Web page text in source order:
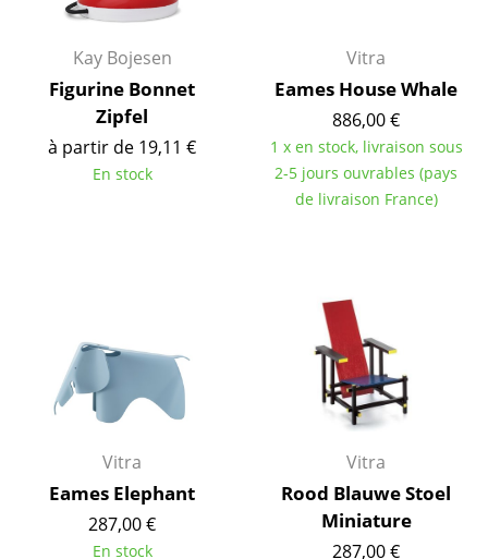
Luminaires d’extérieur
Lampes sans fil
... voir tous les luminaires
Lits
Tables de chevet et Accessoires de lit
... voir tous les lits
Accessoires
Miroirs
Kay Bojesen
Figurine Bonnet
Zipfel
à partir de 19,11 €
En stock
Vitra
Eames House Whale
886,00 €
1 x en stock, livraison sous
2-5 jours ouvrables (pays
de livraison France)
Vitra
Eames Elephant
287,00 €
En stock
Vitra
Rood Blauwe Stoel
Miniature
287,00 €